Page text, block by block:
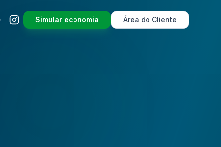
Simular economia Área do Cliente